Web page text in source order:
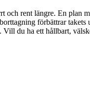
rent längre. En
förbättrar
du ha ett hållbart,